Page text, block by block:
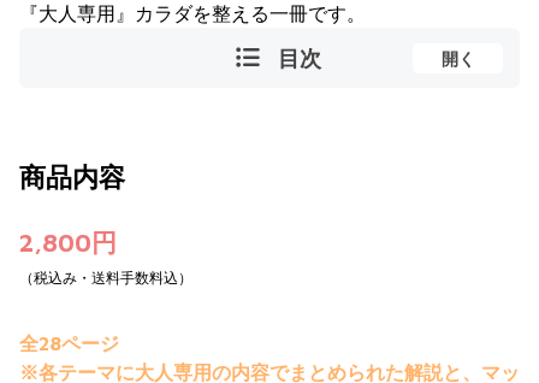
『大人専用』カラダを整える一冊です。
目次 開く
商品内容
2,800円
（税込み・送料手数料込）
全28ページ
※各テーマに大人専用の内容でまとめられた解説と、マッ